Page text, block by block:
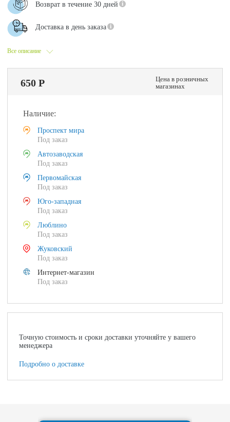
Все описание
Возврат в течение 30 дней
Доставка в день заказа
650 Р
Цена в розничных
магазинах
Наличие:
Проспект мира
Под заказ
Автозаводская
Под заказ
Первомайская
Под заказ
Юго-западная
Под заказ
Люблино
Под заказ
Жуковский
Под заказ
Интернет-магазин
Под заказ
Точную стоимость и сроки доставки уточняйте у вашего
менеджера
Подробно о доставке